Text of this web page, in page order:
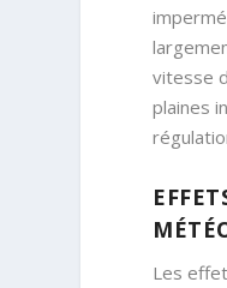
vitesse
plaines
Les